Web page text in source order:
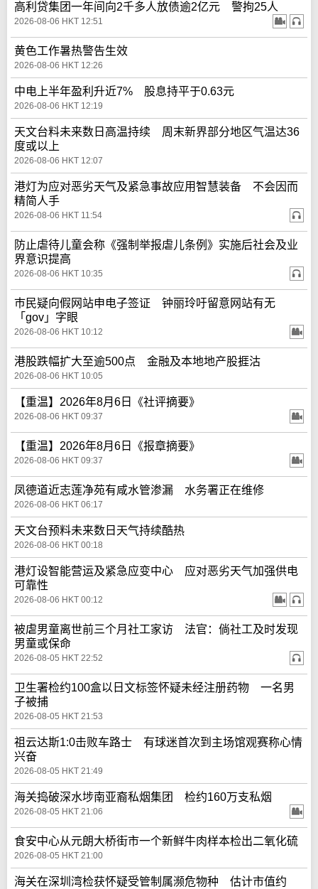
高利贷集团一年间向2千多人放债逾2亿元 警拘25人
2026-08-06 HKT 12:51
黄色工作暑热警告生效
2026-08-06 HKT 12:26
中电上半年盈利升近7% 股息持平于0.63元
2026-08-06 HKT 12:19
天文台料未来数日高温持续 周末新界部分地区气温达36
度或以上
2026-08-06 HKT 12:07
港灯为应对恶劣天气及紧急事故应用智慧装备 不会因而
精简人手
2026-08-06 HKT 11:54
防止虐待儿童会称《强制举报虐儿条例》实施后社会及业
界意识提高
2026-08-06 HKT 10:35
巿民疑向假网站申电子签证 钟丽玲吁留意网站有无
「gov」字眼
2026-08-06 HKT 10:12
港股跌幅扩大至逾500点 金融及本地地产股捱沽
2026-08-06 HKT 10:05
【重温】2026年8月6日《社评摘要》
2026-08-06 HKT 09:37
【重温】2026年8月6日《报章摘要》
2026-08-06 HKT 09:37
凤德道近志莲净苑有咸水管渗漏 水务署正在维修
2026-08-06 HKT 06:17
天文台预料未来数日天气持续酷热
2026-08-06 HKT 00:18
港灯设智能营运及紧急应变中心 应对恶劣天气加强供电
可靠性
2026-08-06 HKT 00:12
被虐男童离世前三个月社工家访 法官：倘社工及时发现
男童或保命
2026-08-05 HKT 22:52
卫生署检约100盒以日文标签怀疑未经注册药物 一名男
子被捕
2026-08-05 HKT 21:53
祖云达斯1:0击败车路士 有球迷首次到主场馆观赛称心情
兴奋
2026-08-05 HKT 21:49
海关捣破深水埗南亚裔私烟集团 检约160万支私烟
2026-08-05 HKT 21:06
食安中心从元朗大桥街市一个新鲜牛肉样本检出二氧化硫
2026-08-05 HKT 21:00
海关在深圳湾检获怀疑受管制属濒危物种 估计市值约